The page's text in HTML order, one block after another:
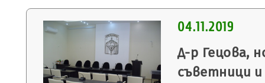
04.11.2019
Д-р Гецова,
съветници